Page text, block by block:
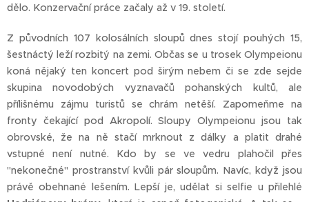
dělo. Konzervační práce začaly až v 19. století.
Z původních 107 kolosálních sloupů dnes stojí pouhých 15,
šestnáctý leží rozbitý na zemi. Občas se u trosek Olympeionu
koná nějaký ten koncert pod širým nebem či se zde sejde
skupina novodobých vyznavačů pohanských kultů, ale
přílišnému zájmu turistů se chrám netěší. Zapomeňme na
fronty čekající pod Akropolí. Sloupy Olympeionu jsou tak
obrovské, že na ně stačí mrknout z dálky a platit drahé
vstupné není nutné. Kdo by se ve vedru plahočil přes
"nekonečné" prostranství kvůli pár sloupům. Navíc, když jsou
právě obehnané lešením. Lepší je, udělat si selfie u přilehlé